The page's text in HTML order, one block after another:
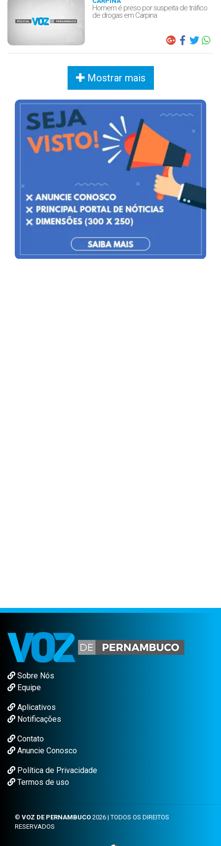
Homem é preso por suspeita de tráfico
de drogas em Carpina
Mostrar mais
Sobre Nós
Equipe
Aplicativos
Notificações
Contato
Anuncie Conosco
Política de Privacidade
Termos de uso
© VOZ DE PERNAMBUCO 2026 | TODOS OS DIREITOS
RESERVADOS